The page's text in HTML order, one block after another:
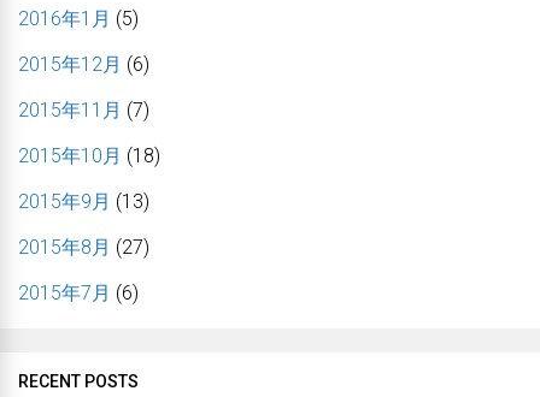
2016年1月 (5)
2015年12月 (6)
2015年11月 (7)
2015年10月 (18)
2015年9月 (13)
2015年8月 (27)
2015年7月 (6)
RECENT POSTS